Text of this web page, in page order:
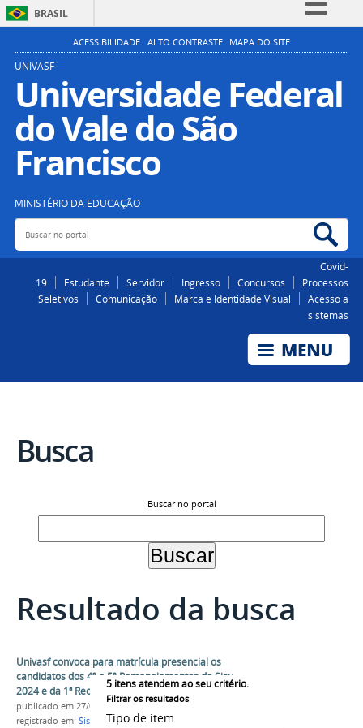
BRASIL
Simplifique!
Participe
Acesso à informação
Legislação
ACESSIBILIDADE ALTO CONTRASTE MAPA DO SITE
UNIVASF
Universidade Federal
do Vale do São
Francisco
MINISTÉRIO DA EDUCAÇÃO
Buscar no portal
Covid-
19
Estudante Servidor Ingresso Concursos
Processos
Seletivos
Comunicação Marca e Identidade Visual
Acesso a
sistemas
Busca
Buscar no portal
Resultado da busca
5 itens atendem ao seu critério.
Filtrar os resultados
Tipo de item
Univasf convoca para matrícula presencial os
candidatos dos 4º e 5º Remanejamentos do Sisu
2024 e da 1ª Reclassificação
publicado em 27/09/2024
registrado em: Sisu 2024 ,PS-ICG 2024,